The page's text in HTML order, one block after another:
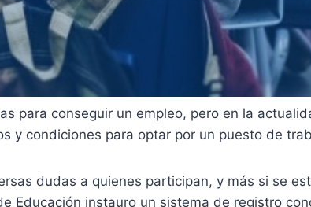
para conseguir un empleo, pero en la
y condiciones para optar por un puesto de
dudas a quienes participan, y más si se
Educación instauro un sistema de registro